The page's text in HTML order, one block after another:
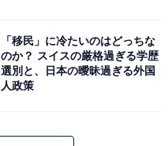
「移民」に冷たいのはどっちな
のか？ スイスの厳格過ぎる学歴
選別と、日本の曖昧過ぎる外国
人政策